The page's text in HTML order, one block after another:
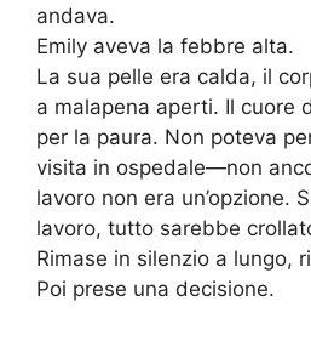
andava.
Emily aveva la febbre alta.
La sua pelle era calda, il
a malapena aperti. Il cuore
per la paura. Non poteva
visita in ospedale—non
lavoro non era un’opzione.
lavoro, tutto sarebbe
Rimase in silenzio a lungo,
Poi prese una decisione.